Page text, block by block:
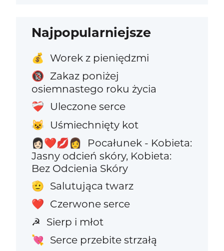
Najpopularniejsze
💰 Worek z pieniędzmi
🔞 Zakaz poniżej
osiemnastego roku życia
❤️‍🩹 Uleczone serce
😺 Uśmiechnięty kot
👩🏻‍❤️‍💋‍👩
Pocałunek - Kobieta:
Jasny odcień skóry, Kobieta:
Bez Odcienia Skóry
🫡 Salutująca twarz
❤️ Czerwone serce
☭ Sierp i młot
💘 Serce przebite strzałą